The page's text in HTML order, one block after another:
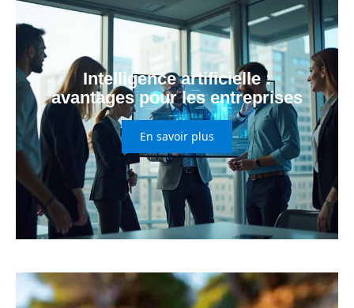
Intelligence artificielle :
avantages pour les entreprises
En savoir plus